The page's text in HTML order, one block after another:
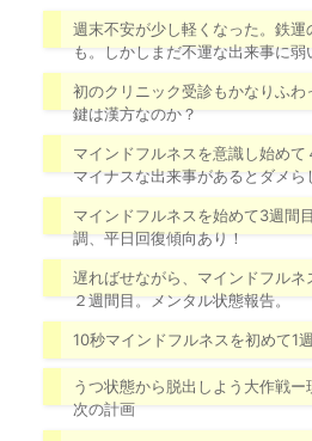
週末不安が少し軽くなった。鉄運
も。しかしまだ不運な出来事に弱
初のクリニック受診もかなりふわ
鍵は漢方なのか？
マインドフルネスを意識し始めて
マイナスな出来事があるとダメら
マインドフルネスを始めて3週間
調、平日回復傾向あり！
遅ればせながら、マインドフルネ
２週間目。メンタル状態報告。
10秒マインドフルネスを初めて1
うつ状態から脱出しよう大作戦ー
次の計画